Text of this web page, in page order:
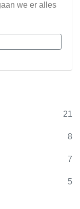
21
8
7
5
we er alles